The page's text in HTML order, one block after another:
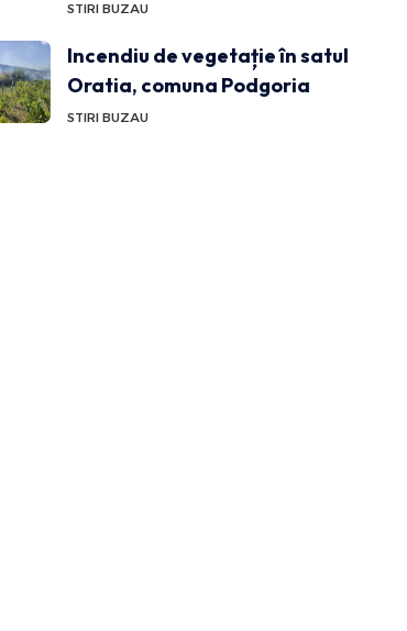
STIRI BUZAU
Incendiu de vegetație în satul
Oratia, comuna Podgoria
STIRI BUZAU